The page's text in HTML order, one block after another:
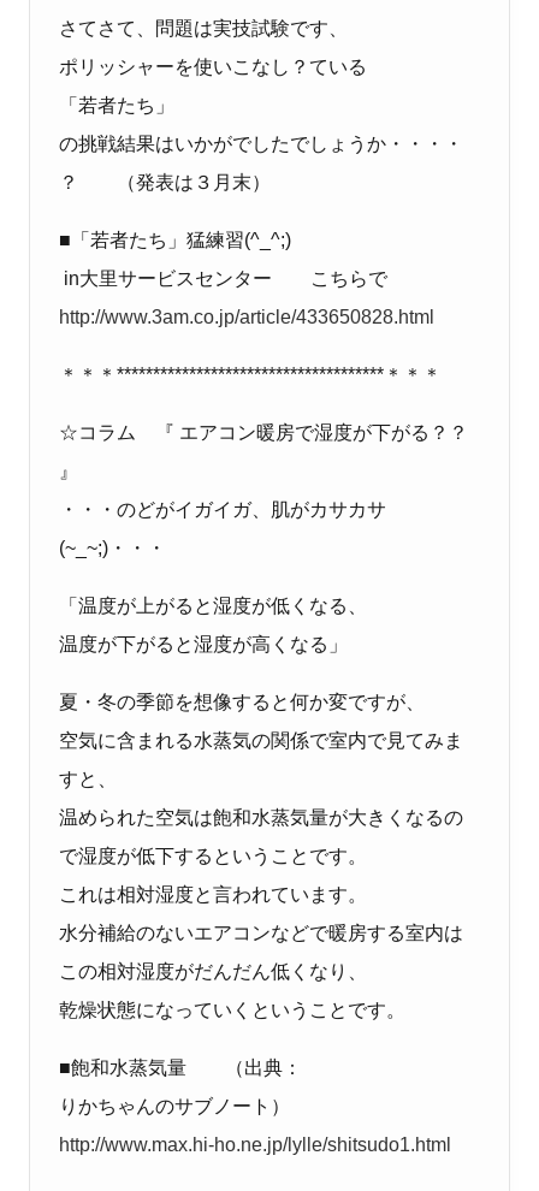
さてさて、問題は実技試験です、
ポリッシャーを使いこなし？ている
「若者たち」
の挑戦結果はいかがでしたでしょうか・・・・
？ （発表は３月末）
■「若者たち」猛練習(^_^;)
in大里サービスセンター こちらで
http://www.3am.co.jp/article/433650828.html
＊＊＊*************************************＊＊＊
☆コラム 『 エアコン暖房で湿度が下がる？？
』
・・・のどがイガイガ、肌がカサカサ
(~_~;)・・・
「温度が上がると湿度が低くなる、
温度が下がると湿度が高くなる」
夏・冬の季節を想像すると何か変ですが、
空気に含まれる水蒸気の関係で室内で見てみま
すと、
温められた空気は飽和水蒸気量が大きくなるの
で湿度が低下するということです。
これは相対湿度と言われています。
水分補給のないエアコンなどで暖房する室内は
この相対湿度がだんだん低くなり、
乾燥状態になっていくということです。
■飽和水蒸気量 （出典：
りかちゃんのサブノート）
http://www.max.hi-ho.ne.jp/lylle/shitsudo1.html